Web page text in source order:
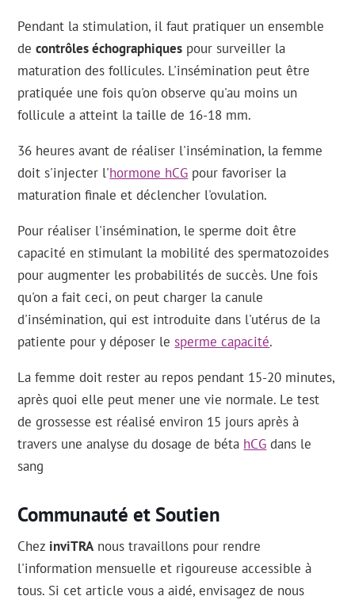
Pendant la stimulation, il faut pratiquer un ensemble
decontrôles échographiques pour surveiller la
maturation des follicules. L'insémination peut être
pratiquée une fois qu'on observe qu'au moins un
follicule a atteint la taille de 16-18 mm.
36 heures avant de réaliser l'insémination, la femme
doit s'injecter l'hormone hCG pour favoriser la
maturation finale et déclencher l'ovulation.
Pour réaliser l'insémination, le sperme doit être
capacité en stimulant la mobilité des spermatozoides
pour augmenter les probabilités de succès. Une fois
qu'on a fait ceci, on peut charger la canule
d'insémination, qui est introduite dans l'utérus de la
patiente pour y déposer lesperme capacité.
La femme doit rester au repos pendant 15-20 minutes,
après quoi elle peut mener une vie normale. Le test
de grossesse est réalisé environ 15 jours après à
travers une analyse du dosage de béta hCG dans le
sang
Communauté et Soutien
Chez inviTRA nous travaillons pour rendre
l'information mensuelle et rigoureuse accessible à
tous. Si cet article vous a aidé, envisagez de nous